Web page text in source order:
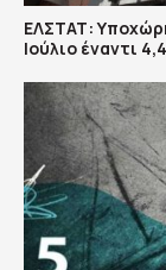
ΕΛΣΤΑΤ:
Ιούλιο έναντι